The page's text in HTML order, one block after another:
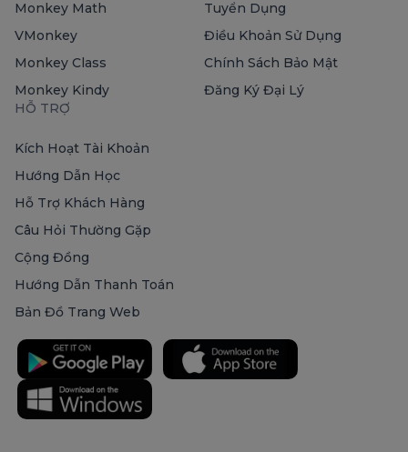
Monkey Math
VMonkey
Monkey Class
Monkey Kindy
Tuyển Dụng
Điều Khoản Sử Dụng
Chính Sách Bảo Mật
Đăng Ký Đại Lý
HỖ TRỢ
Kích Hoạt Tài Khoản
Hướng Dẫn Học
Hỗ Trợ Khách Hàng
Câu Hỏi Thường Gặp
Cộng Đồng
Hướng Dẫn Thanh Toán
Bản Đồ Trang Web